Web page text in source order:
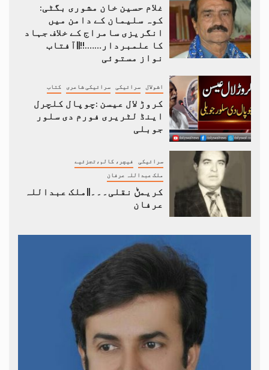
غلام حسین خان مشوری بگٹی:
کوہ سلیمان کے دامن میں
انگریزی سامراج کے خلاف جہاد
کا علمبردار…….!!||آفتاب
نواز مستوئی
اشولال سرائیکی سرائیکی شاعری کتاب
کروڑ لال عیسن :چوپال کلچرل
اینڈ لٹریری فورم دی سلور
جوبلی
سرائیکی فیچر، کالم،تجزئیے
ملک عبداللہ عرفان
کریمݨ نقلی۔۔۔||ملک عبداللہ
عرفان